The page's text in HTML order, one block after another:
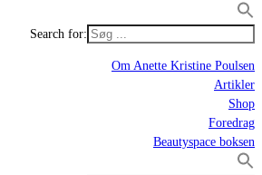
Search for:
Om Anette Kristine Poulsen
Artikler
Shop
Foredrag
Beautyspace boksen